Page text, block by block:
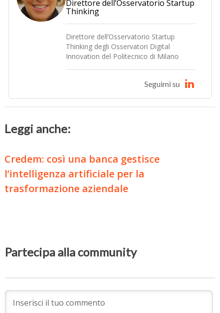
Direttore dell’Osservatorio Startup
Thinking
Direttore dell’Osservatorio Startup
Thinking degli Osservatori Digital
Innovation del Politecnico di Milano
Seguimi su
Leggi anche:
Credem: così una banca gestisce
l’intelligenza artificiale per la
trasformazione aziendale
Partecipa alla community